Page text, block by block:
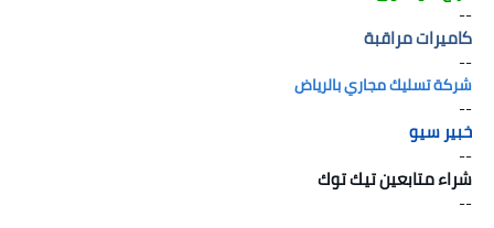
--
كاميرات مراقبة
--
شركة تسليك مجاري بالرياض
--
خبير سيو
--
شراء متابعين تيك توك
--